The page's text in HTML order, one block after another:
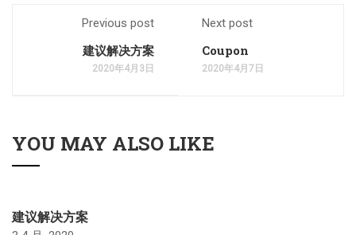
Previous post
建议解决方案
2020年4月3日
Next post
Coupon
2020年4月7日
YOU MAY ALSO LIKE
建议解决方案